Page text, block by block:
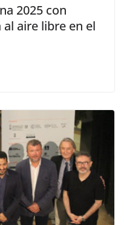
2025 con
aire libre en el